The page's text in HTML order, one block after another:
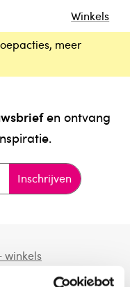
Winkels
meer
en ontvang
Inschrijven
winkels